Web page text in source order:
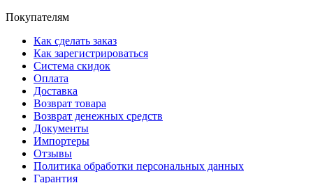
Покупателям
Как сделать заказ
Как зарегистрироваться
Система скидок
Оплата
Доставка
Возврат товара
Возврат денежных средств
Документы
Импортеры
Отзывы
Политика обработки персональных данных
Гарантия